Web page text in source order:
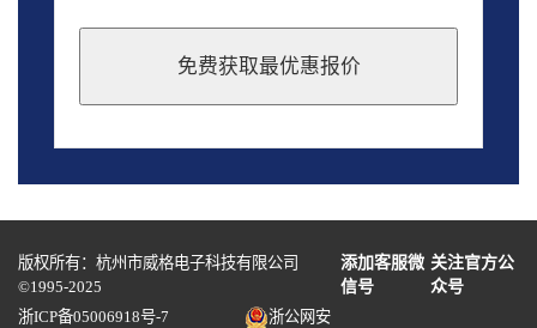
免费获取最优惠报价
should
blank
版权所有：杭州市威格电子科技有限公司
©1995-2025
添加客服微
信号
关注官方公
众号
浙ICP备05006918号-7
浙公网安